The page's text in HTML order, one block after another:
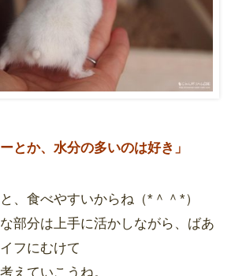
とか、水分の多いのは好き」
、食べやすいからね（*＾＾*）
部分は上手に活かしながら、ばあ
フにむけて
えていこうね。